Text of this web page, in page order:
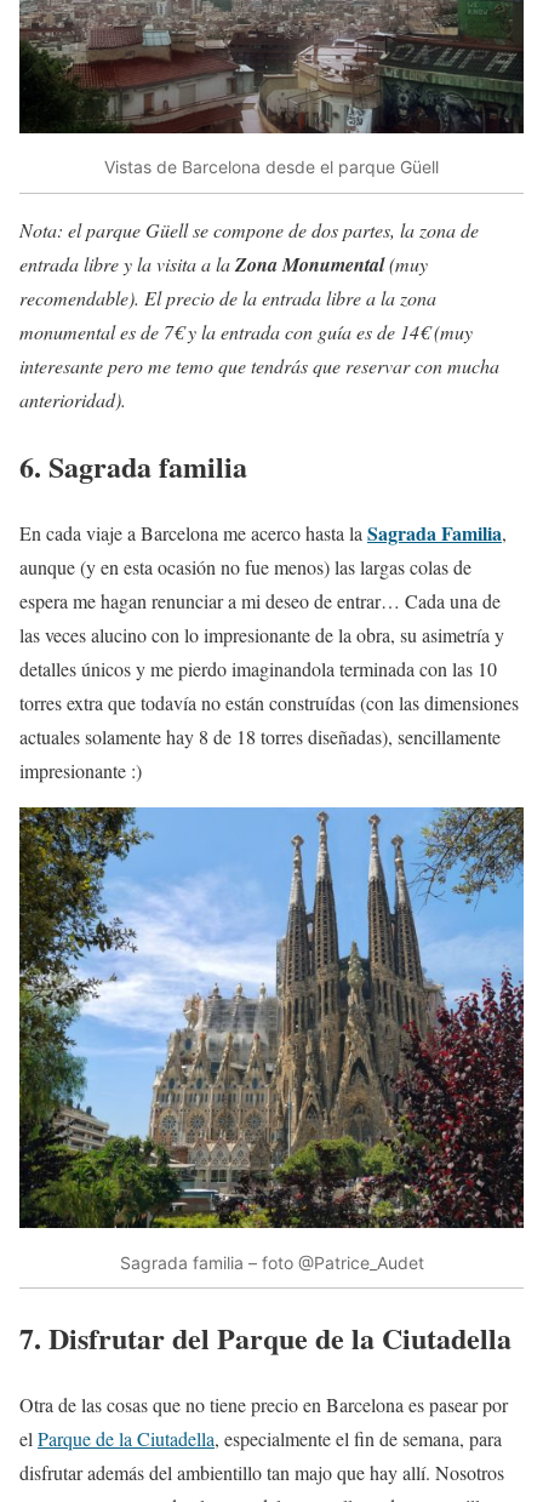
Vistas de Barcelona desde el parque Güell
Nota: el parque Güell se compone de dos partes, la zona de
entrada libre y la visita a laZona Monumental(muy
recomendable). El precio de la entrada libre a la zona
monumental es de 7€ y la entrada con guía es de 14€ (muy
interesante pero me temo que tendrás que reservar con mucha
anterioridad).
6. Sagrada familia
En cada viaje a Barcelona me acerco hasta la Sagrada Familia,
aunque (y en esta ocasión no fue menos) las largas colas de
espera me hagan renunciar a mi deseo de entrar… Cada una de
las veces alucino con lo impresionante de la obra, su asimetría y
detalles únicos y me pierdo imaginandola terminada con las 10
torres extra que todavía no están construídas (con las dimensiones
actuales solamente hay 8 de 18 torres diseñadas), sencillamente
impresionante :)
Sagrada familia – foto @Patrice_Audet
7. Disfrutar del Parque de la Ciutadella
Otra de las cosas que no tiene precio en Barcelona es pasear por
el Parque de la Ciutadella, especialmente el fin de semana, para
disfrutar además del ambientillo tan majo que hay allí. Nosotros